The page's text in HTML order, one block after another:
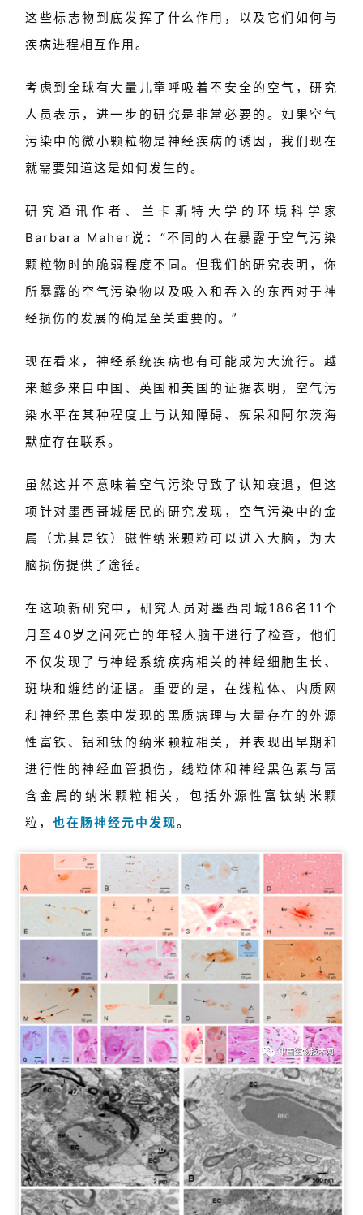
这些标志物到底发挥了什么作用，以及它们如何与
疾病进程相互作用。
考虑到全球有大量儿童呼吸着不安全的空气，研究
人员表示，进一步的研究是非常必要的。如果空气
污染中的微小颗粒物是神经疾病的诱因，我们现在
就需要知道这是如何发生的。
研究通讯作者、兰卡斯特大学的环境科学家
Barbara Maher说：“不同的人在暴露于空气污染
颗粒物时的脆弱程度不同。但我们的研究表明，你
所暴露的空气污染物以及吸入和吞入的东西对于神
经损伤的发展的确是至关重要的。”
现在看来，神经系统疾病也有可能成为大流行。越
来越多来自中国、英国和美国的证据表明，空气污
染水平在某种程度上与认知障碍、痴呆和阿尔茨海
默症存在联系。
虽然这并不意味着空气污染导致了认知衰退，但这
项针对墨西哥城居民的研究发现，空气污染中的金
属（尤其是铁）磁性纳米颗粒可以进入大脑，为大
脑损伤提供了途径。
在这项新研究中，研究人员对墨西哥城186名11个
月至40岁之间死亡的年轻人脑干进行了检查，他们
不仅发现了与神经系统疾病相关的神经细胞生长、
斑块和缠结的证据。重要的是，在线粒体、内质网
和神经黑色素中发现的黑质病理与大量存在的外源
性富铁、铝和钛的纳米颗粒相关，并表现出早期和
进行性的神经血管损伤，线粒体和神经黑色素与富
含金属的纳米颗粒相关，包括外源性富钛纳米颗
粒， 也在肠神经元中发现。